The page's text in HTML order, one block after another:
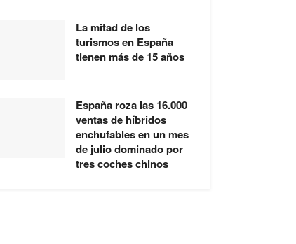
La mitad de los
turismos en España
tienen más de 15 años
España roza las 16.000
ventas de híbridos
enchufables en un mes
de julio dominado por
tres coches chinos